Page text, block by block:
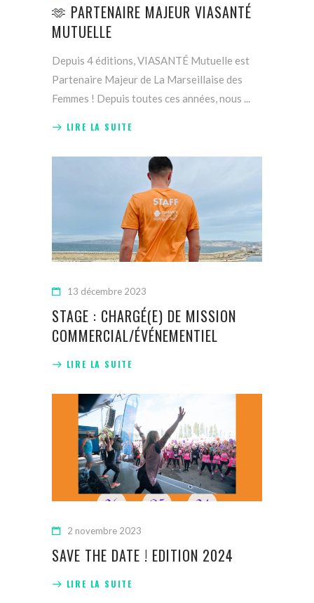
🫶 PARTENAIRE MAJEUR VIASANTÉ
MUTUELLE
Depuis 4 éditions, VIASANTÉ Mutuelle est
Partenaire Majeur de La Marseillaise des
Femmes ! Depuis toutes ces années, nous
LIRE LA SUITE
13 décembre 2023
STAGE : CHARGÉ(E) DE MISSION
COMMERCIAL/ÉVÉNEMENTIEL
LIRE LA SUITE
2 novembre 2023
SAVE THE DATE ! EDITION 2024
LIRE LA SUITE